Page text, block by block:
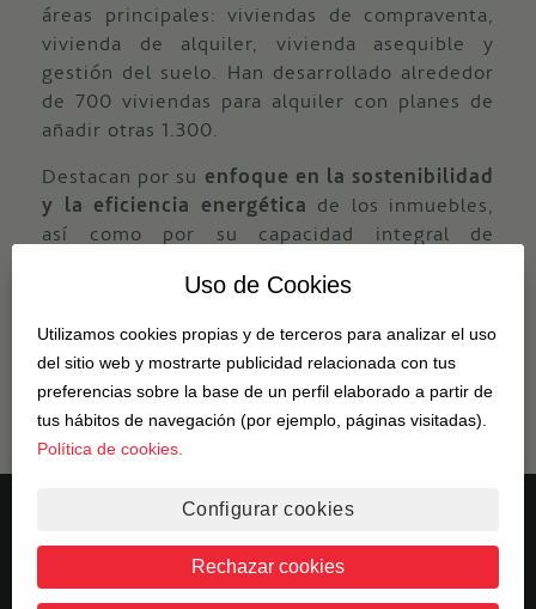
áreas principales: viviendas de compraventa,
vivienda de alquiler, vivienda asequible y
gestión del suelo. Han desarrollado alrededor
de 700 viviendas para alquiler con planes de
añadir otras 1.300.
Destacan por su enfoque en la sostenibilidad
y la eficiencia energética de los inmuebles,
así como por su capacidad integral de
construcción de promociones flexibles.
SABER MÁS
Uso de Cookies
Utilizamos cookies propias y de terceros para analizar el uso
del sitio web y mostrarte publicidad relacionada con tus
preferencias sobre la base de un perfil elaborado a partir de
tus hábitos de navegación (por ejemplo, páginas visitadas).
Política de cookies.
Configurar cookies
Rechazar cookies